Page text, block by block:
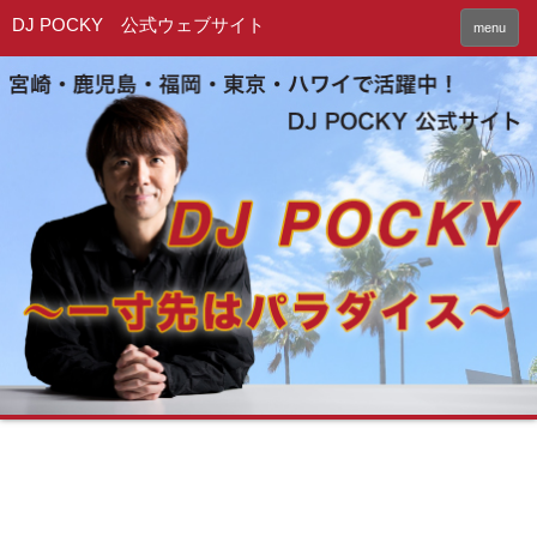
menu
DJ POCKY 公式ウェブサイト